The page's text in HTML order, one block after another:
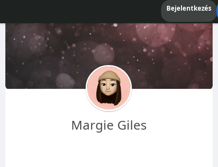
Bejelentkezés
Margie Giles